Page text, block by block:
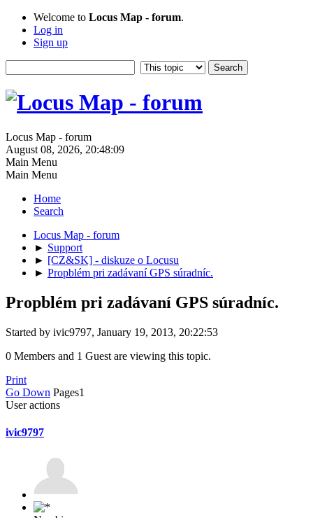
Welcome to Locus Map - forum.
Log in
Sign up
Locus Map - forum
August 08, 2026, 20:48:09
Main Menu
Main Menu
Home
Search
Locus Map - forum
► Support
► [CZ&SK] - diskuze o Locusu
► Propblém pri zadávaní GPS súradníc.
Propblém pri zadávaní GPS súradníc.
Started by ivic9797, January 19, 2013, 20:22:53
0 Members and 1 Guest are viewing this topic.
Print
Go Down Pages1
User actions
ivic9797